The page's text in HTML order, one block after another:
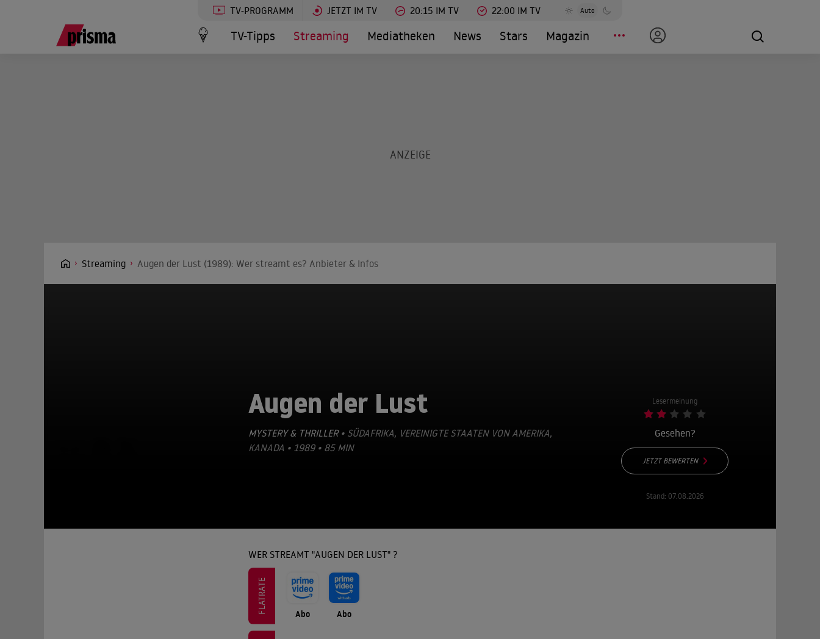
TV-PROGRAMM JETZT IM TV 20:15 IM TV 22:00 IM TV Auto
TV-Tipps Streaming Mediatheken News Stars Magazin
Streaming Augen der Lust (1989): Wer streamt es? Anbieter & Infos
Augen der Lust
MYSTERY & THRILLER• SÜDAFRIKA, VEREINIGTE STAATEN VON AMERIKA,
KANADA • 1989 • 85 MIN
Lesermeinung
Gesehen?
JETZT BEWERTEN
Stand: 07.08.2026
WER STREAMT "AUGEN DER LUST" ?
FLATRATE Abo Abo